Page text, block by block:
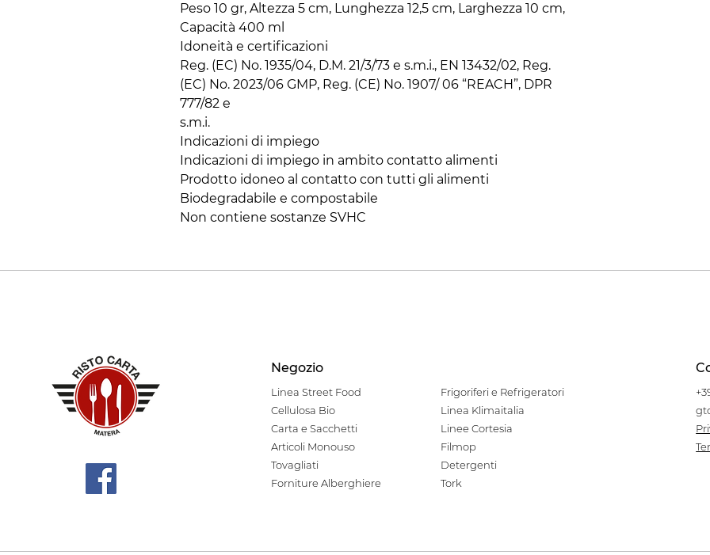
Peso 10 gr, Altezza 5 cm, Lunghezza 12,5 cm, Larghezza 10 cm,
Capacità 400 ml
Idoneità e certificazioni
Reg. (EC) No. 1935/04, D.M. 21/3/73 e s.m.i., EN 13432/02, Reg.
(EC) No. 2023/06 GMP, Reg. (CE) No. 1907/ 06 “REACH”, DPR
777/82 e
s.m.i.
Indicazioni di impiego
Indicazioni di impiego in ambito contatto alimenti
Prodotto idoneo al contatto con tutti gli alimenti
Biodegradabile e compostabile
Non contiene sostanze SVHC
Negozio
Linea Street Food
Cellulosa Bio
Carta e Sacchetti
Articoli Monouso
Tovagliati
Forniture Alberghiere
Frigoriferi e Refrigeratori
Linea Klimaitalia
Linee Cortesia
Filmop
Detergenti
Tork